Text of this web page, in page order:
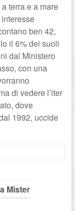
terra e a mare
ben 42,
il 6% dei suoli
dal Ministero
con una
di vedere l’iter
dove
1992, uccide
Mister